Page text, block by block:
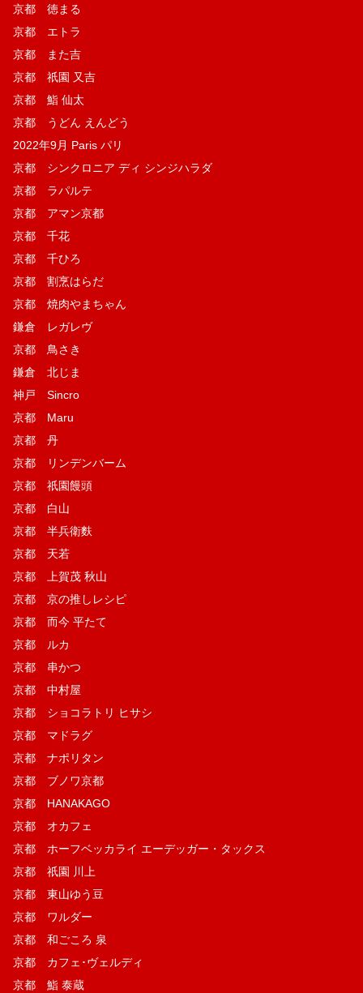
京都 徳まる
京都 エトラ
京都 また吉
京都 祇園 又吉
京都 鮨 仙太
京都 うどん えんどう
2022年9月 Paris パリ
京都 シンクロニア ディ シンジハラダ
京都 ラパルテ
京都 アマン京都
京都 千花
京都 千ひろ
京都 割烹はらだ
京都 焼肉やまちゃん
鎌倉 レガレヴ
京都 鳥さき
鎌倉 北じま
神戸 Sincro
京都 Maru
京都 丹
京都 リンデンバーム
京都 祇園饅頭
京都 白山
京都 半兵衛麩
京都 天若
京都 上賀茂 秋山
京都 京の推しレシピ
京都 而今 平たて
京都 ルカ
京都 串かつ
京都 中村屋
京都 ショコラトリ ヒサシ
京都 マドラグ
京都 ナポリタン
京都 ブノワ京都
京都 HANAKAGO
京都 オカフェ
京都 ホーフベッカライ エーデッガー・タックス
京都 祇園 川上
京都 東山ゆう豆
京都 ワルダー
京都 和ごころ 泉
京都 カフェ･ヴェルディ
京都 鮨 泰蔵